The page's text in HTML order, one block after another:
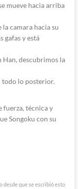
mueve hacia arriba
la camara hacia su
gafas y está
Han, descubrimos la
todo lo posterior.
fuerza, técnica y
Songoku con su
desde que se escribió esto